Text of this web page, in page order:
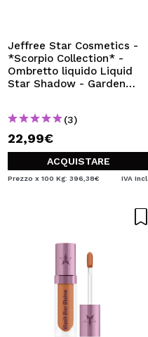
Jeffree Star Cosmetics -
*Scorpio Collection* -
Ombretto liquido Liquid
Star Shadow - Garden
(3)
22,99€
ACQUISTARE
Prezzo x 100 Kg: 396,38€ IVA Incl.